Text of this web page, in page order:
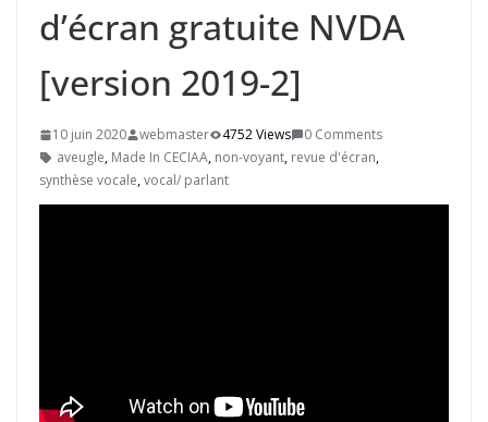
d’écran gratuite NVDA
[version 2019-2]
10 juin 2020 webmaster 4752 Views
0 Comments
aveugle, Made In CECIAA, non-voyant, revue d'écran,
synthèse vocale,vocal/ parlant